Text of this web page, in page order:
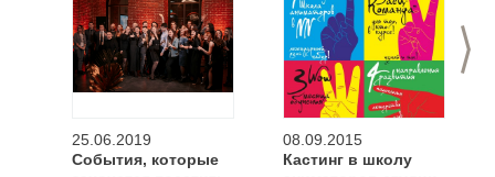
>
25.06.2019
События, которые
08.09.2015
Кастинг в школу